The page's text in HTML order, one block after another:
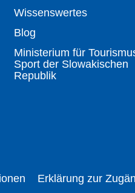
Wissenswertes
Blog
Ministerium für
Sport der Slowakischen
Republik
Erklärung zur